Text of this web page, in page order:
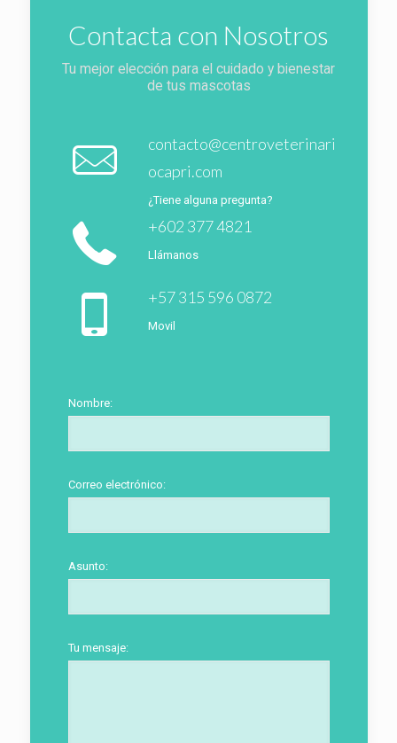
Contacta con Nosotros
Tu mejor elección para el cuidado y bienestar
de tus mascotas
contacto@centroveterinari
ocapri.com
¿Tiene alguna pregunta?
+602 377 4821
Llámanos
+57 315 596 0872
Movil
Nombre:
Correo electrónico:
Asunto:
Tu mensaje: